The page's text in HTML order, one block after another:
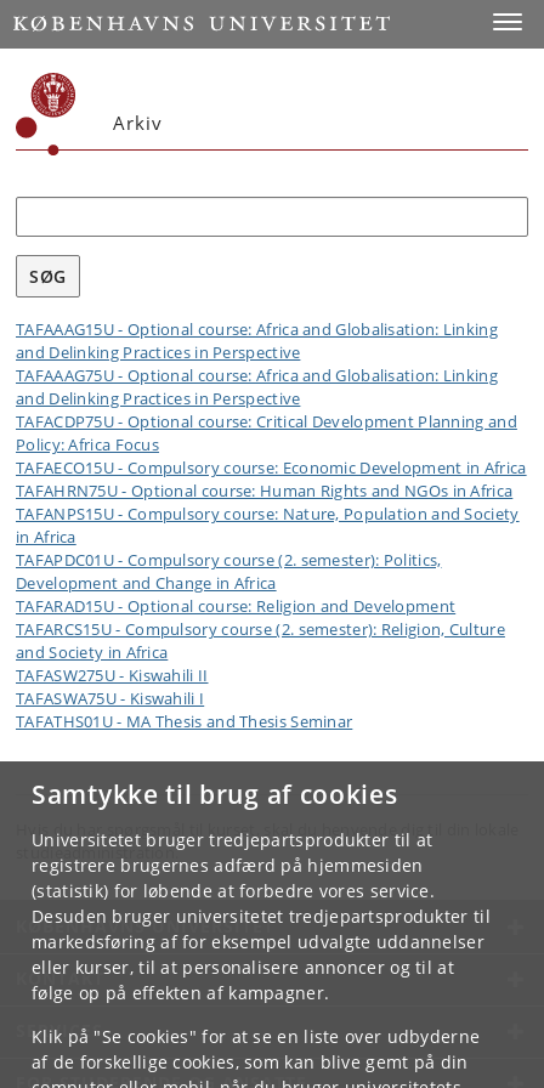
Samtykke til brug af cookies
Universitetet bruger tredjepartsprodukter til at
registrere brugernes adfærd på hjemmesiden
(statistik) for løbende at forbedre vores service.
Desuden bruger universitetet tredjepartsprodukter til
markedsføring af for eksempel udvalgte uddannelser
eller kurser, til at personalisere annoncer og til at
følge op på effekten af kampagner.
Klik på "Se cookies" for at se en liste over udbyderne
af de forskellige cookies, som kan blive gemt på din
Arkiv
TAFAAAG15U - Optional course: Africa and Globalisation: Linking
and Delinking Practices in Perspective
TAFAAAG75U - Optional course: Africa and Globalisation: Linking
and Delinking Practices in Perspective
TAFACDP75U - Optional course: Critical Development Planning and
Policy: Africa Focus
TAFAECO15U - Compulsory course: Economic Development in Africa
TAFAHRN75U - Optional course: Human Rights and NGOs in Africa
TAFANPS15U - Compulsory course: Nature, Population and Society
in Africa
TAFAPDC01U - Compulsory course (2. semester): Politics,
Development and Change in Africa
TAFARAD15U - Optional course: Religion and Development
TAFARCS15U - Compulsory course (2. semester): Religion, Culture
and Society in Africa
TAFASW275U - Kiswahili II
TAFASWA75U - Kiswahili I
TAFATHS01U - MA Thesis and Thesis Seminar
Hvis du har spørgsmål til kurset, skal du henvende dig til din lokale
studieadministration.
KØBENHAVNS UNIVERSITET
KONTAKT
SERVICES
FOR STUDERENDE OG ANSATTE